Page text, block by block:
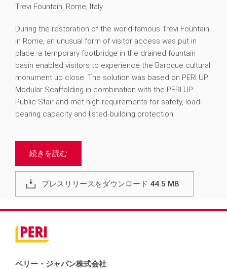
Trevi Fountain, Rome, Italy
During the restoration of the world-famous Trevi Fountain
in Rome, an unusual form of visitor access was put in
place: a temporary footbridge in the drained fountain
basin enabled visitors to experience the Baroque cultural
monument up close. The solution was based on PERI UP
Modular Scaffolding in combination with the PERI UP
Public Stair and met high requirements for safety, load-
bearing capacity and listed-building protection.
続きを読む
プレスリリースをダウンロード 44.5 MB
ペリー・ジャパン株式会社